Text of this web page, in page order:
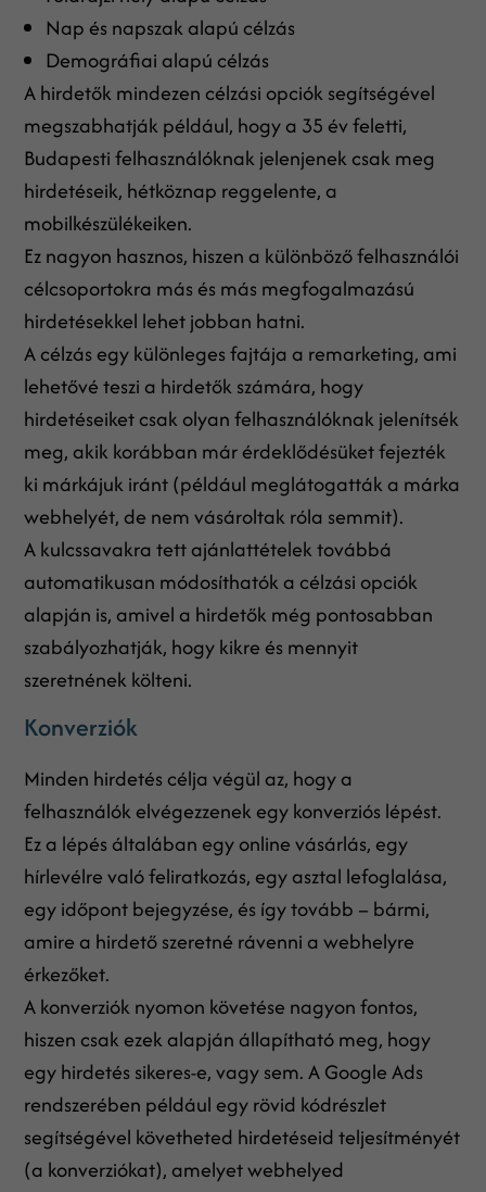
Nap és napszak alapú célzás
Demográfiai alapú célzás
A hirdetők mindezen célzási opciók segítségével
megszabhatják például, hogy a 35 év feletti,
Budapesti felhasználóknak jelenjenek csak meg
hirdetéseik, hétköznap reggelente, a
mobilkészülékeiken.
Ez nagyon hasznos, hiszen a különböző felhasználói
célcsoportokra más és más megfogalmazású
hirdetésekkel lehet jobban hatni.
A célzás egy különleges fajtája a remarketing, ami
lehetővé teszi a hirdetők számára, hogy
hirdetéseiket csak olyan felhasználóknak jelenítsék
meg, akik korábban már érdeklődésüket fejezték
ki márkájuk iránt (például meglátogatták a márka
webhelyét, de nem vásároltak róla semmit).
A kulcssavakra tett ajánlattételek továbbá
automatikusan módosíthatók a célzási opciók
alapján is, amivel a hirdetők még pontosabban
szabályozhatják, hogy kikre és mennyit
szeretnének költeni.
Konverziók
Minden hirdetés célja végül az, hogy a
felhasználók elvégezzenek egy konverziós lépést.
Ez a lépés általában egy online vásárlás, egy
hírlevélre való feliratkozás, egy asztal lefoglalása,
egy időpont bejegyzése, és így tovább – bármi,
amire a hirdető szeretné rávenni a webhelyre
érkezőket.
A konverziók nyomon követése nagyon fontos,
hiszen csak ezek alapján állapítható meg, hogy
egy hirdetés sikeres-e, vagy sem. A Google Ads
rendszerében például egy rövid kódrészlet
segítségével követheted hirdetéseid teljesítményét
(a konverziókat), amelyet webhelyed